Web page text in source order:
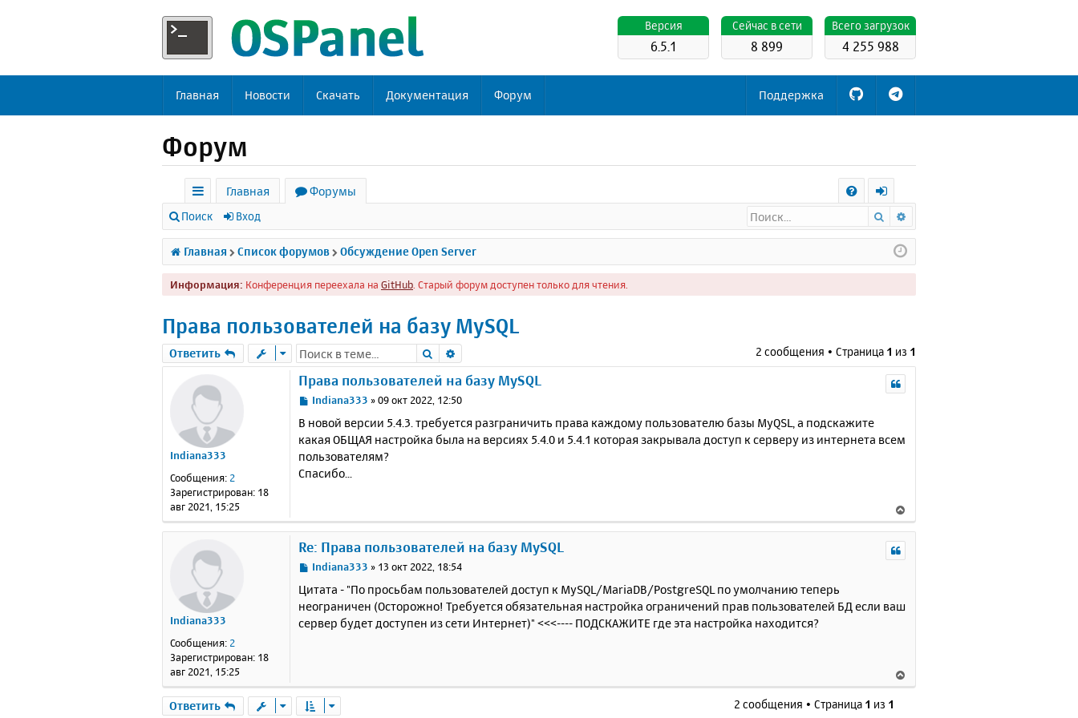
Всего загрузок
4 255 988
Cейчас в сети
8 899
Версия
6.5.1
Главная Новости Скачать Документация Форум Поддержка
Форум
с
ы
л
к
Главная
Форумы
Q
х
о
д
Поиск Вход Поиск
Главная Список форумов Обсуждение Open Server
Информация: Конференция переехала на GitHub . Старый форум доступен только для чтения.
Права пользователей на базу MySQL
Ответить Поиск 2 сообщения • Страница 1 из 1
Indiana333
Сообщения: 2
Зарегистрирован: 18
авг 2021, 15:25
Права пользователей на базу MySQL
С
о
б
щ
е
Indiana333 »09 окт 2022, 12:50
В новой версии 5.4.3. требуется разграничить права каждому пользователю базы MyQSL, а подскажите
какая ОБЩАЯ настройка была на версиях 5.4.0 и 5.4.1 которая закрывала доступ к серверу из интернета всем
пользователям?
Спасибо...
е
ч
Indiana333
Сообщения: 2
Зарегистрирован: 18
авг 2021, 15:25
Re: Права пользователей на базу MySQL
С
о
б
щ
Indiana333 » 13 окт 2022, 18:54
Цитата - "По просьбам пользователей доступ к MySQL/MariaDB/PostgreSQL по умолчанию теперь
неограничен (Осторожно! Требуется обязательная настройка ограничений прав пользователей БД если ваш
сервер будет доступен из сети Интернет)" <<<---- ПОДСКАЖИТЕ где эта настройка находится?
е
Ответить 2 сообщения • Страница 1 из 1